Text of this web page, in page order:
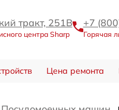
тракт, 251В
центра Sharp
+7
Горячая
Цена ремонта